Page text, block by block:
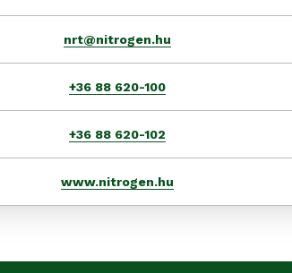
nrt@nitrogen.hu
+36 88 620-100
+36 88 620-102
www.nitrogen.hu